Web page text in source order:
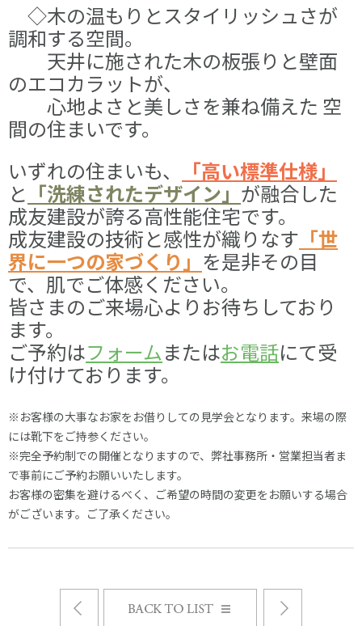
会社情報
採用情報
構造・防水20年保証 地震建替10年保証
設備10年保証
◇木の温もりとスタイリッシュさが
調和する空間。
天井に施された木の板張りと壁面
のエコ カラットが、
心地よさと美しさを兼ね備えた 空
間の住まいです。
いずれの住まいも、
「高い標準仕様」
と 「洗練されたデザイン」 が融合した
成友建設が誇る高性能住宅です。
成友建設の技術と感性が織りなす 「世
界に一つの家づくり」 を是非その目
で、肌でご体感ください。
皆さまのご来場心よりお待ちしており
ます。
ご予約はフォームまたはお電話にて受
け付けております。
※お客様の大事なお家をお借りしての見学会となります。 来場の際
には靴下をご持参ください。
※完全予約制での開催となりますので、弊社事務所・営業担当者ま
で事前にご予約お願いいたします。
お客様の密集を避けるべく、ご希望の時間の変更をお願いする場合
がございます。ご了承ください。
お知らせ一覧